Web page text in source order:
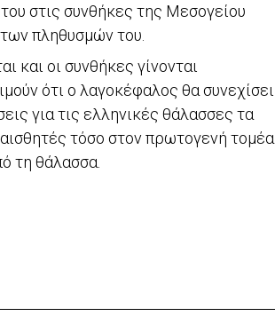
στις συνθήκες της Μεσογείου
πληθυσμών του.
οι συνθήκες γίνονται
ότι ο λαγοκέφαλος θα συνεχίσει
για τις ελληνικές θάλασσες τα
αισθητές τόσο στον πρωτογενή τομέα
τη θάλασσα.